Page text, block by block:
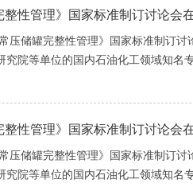
整性管理》国家标准制订讨论会
压储罐完整性管理》国家标准制订讨
究院等单位的国内石油化工领域知名
整性管理》国家标准制订讨论会
压储罐完整性管理》国家标准制订讨
究院等单位的国内石油化工领域知名